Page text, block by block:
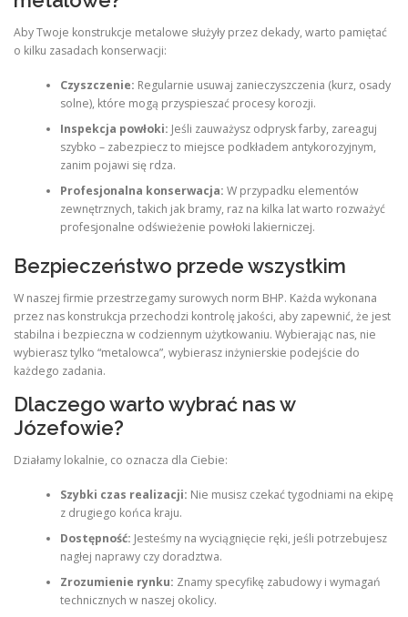
Aby Twoje konstrukcje metalowe służyły przez dekady, warto pamiętać
o kilku zasadach konserwacji:
Czyszczenie: Regularnie usuwaj zanieczyszczenia (kurz, osady
solne), które mogą przyspieszać procesy korozji.
Inspekcja powłoki: Jeśli zauważysz odprysk farby, zareaguj
szybko – zabezpiecz to miejsce podkładem antykorozyjnym,
zanim pojawi się rdza.
Profesjonalna konserwacja: W przypadku elementów
zewnętrznych, takich jak bramy, raz na kilka lat warto rozważyć
profesjonalne odświeżenie powłoki lakierniczej.
Bezpieczeństwo przede wszystkim
W naszej firmie przestrzegamy surowych norm BHP. Każda wykonana
przez nas konstrukcja przechodzi kontrolę jakości, aby zapewnić, że jest
stabilna i bezpieczna w codziennym użytkowaniu. Wybierając nas, nie
wybierasz tylko “metalowca”, wybierasz inżynierskie podejście do
każdego zadania.
Dlaczego warto wybrać nas w
Józefowie?
Działamy lokalnie, co oznacza dla Ciebie:
Szybki czas realizacji: Nie musisz czekać tygodniami na ekipę
z drugiego końca kraju.
Dostępność: Jesteśmy na wyciągnięcie ręki, jeśli potrzebujesz
nagłej naprawy czy doradztwa.
Zrozumienie rynku: Znamy specyfikę zabudowy i wymagań
technicznych w naszej okolicy.